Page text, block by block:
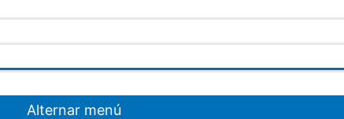
Alternar menú